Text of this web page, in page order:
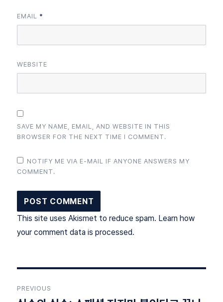
EMAIL *
WEBSITE
SAVE MY NAME, EMAIL, AND WEBSITE IN THIS
BROWSER FOR THE NEXT TIME I COMMENT.
NOTIFY ME VIA E-MAIL IF ANYONE ANSWERS MY
COMMENT.
This site uses Akismet to reduce spam. Learn how
your comment data is processed.
PREVIOUS